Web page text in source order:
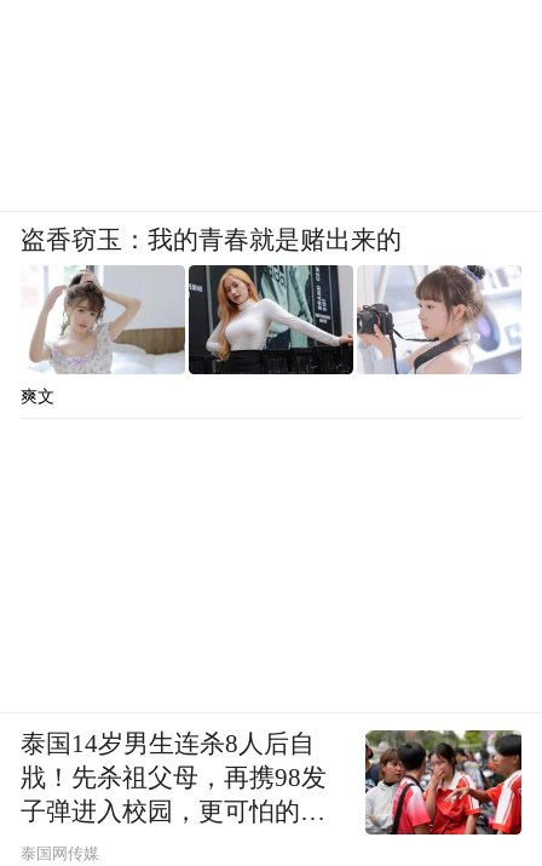
盗香窃玉：我的青春就是赌出来的
爽文
泰国14岁男生连杀8人后自
戕！先杀祖父母，再携98发
子弹进入校园，更可怕的细
节公布了
泰国网传媒